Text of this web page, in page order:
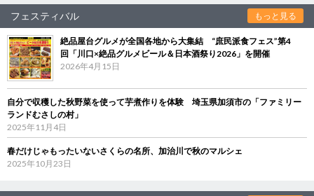
フェスティバル もっと見る
絶品屋台グルメが全国各地から大集結 “庶民派食フェス”第4
回「川口×絶品グルメビール＆日本酒祭り2026」を開催
2026年4月15日
自分で収穫した秋野菜を使って芋煮作りを体験 埼玉県加須市の「ファミリー
ランドむさしの村」
2025年11月4日
春だけじゃもったいないさくらの名所、加治川で秋のマルシェ
2025年10月23日